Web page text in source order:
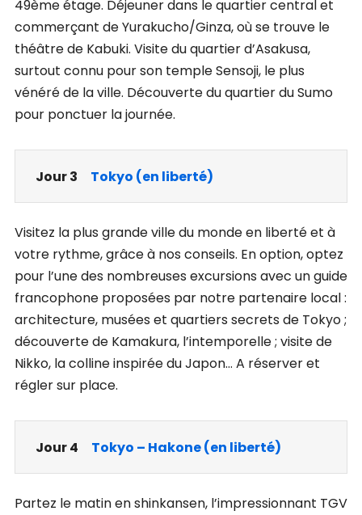
49ème étage. Déjeuner dans le quartier central et
commerçant de Yurakucho/Ginza, où se trouve le
théâtre de Kabuki. Visite du quartier d’Asakusa,
surtout connu pour son temple Sensoji, le plus
vénéré de la ville. Découverte du quartier du Sumo
pour ponctuer la journée.
Jour 3 Tokyo (en liberté)
Visitez la plus grande ville du monde en liberté et à
votre rythme, grâce à nos conseils. En option, optez
pour l’une des nombreuses excursions avec un guide
francophone proposées par notre partenaire local :
architecture, musées et quartiers secrets de Tokyo ;
découverte de Kamakura, l’intemporelle ; visite de
Nikko, la colline inspirée du Japon… A réserver et
régler sur place.
Jour 4 Tokyo – Hakone (en liberté)
Partez le matin en shinkansen, l’impressionnant TGV